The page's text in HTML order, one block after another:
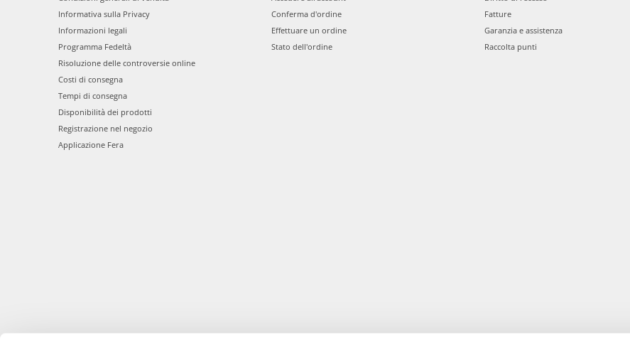
Informativa sulla Privacy
Informazioni legali
Programma Fedeltà
Risoluzione delle controversie online
Costi di consegna
Tempi di consegna
Disponibilità dei prodotti
Registrazione nel negozio
Applicazione Fera
Conferma d'ordine
Effettuare un ordine
Stato dell'ordine
Fatture
Garanzia e assistenza
Raccolta punti